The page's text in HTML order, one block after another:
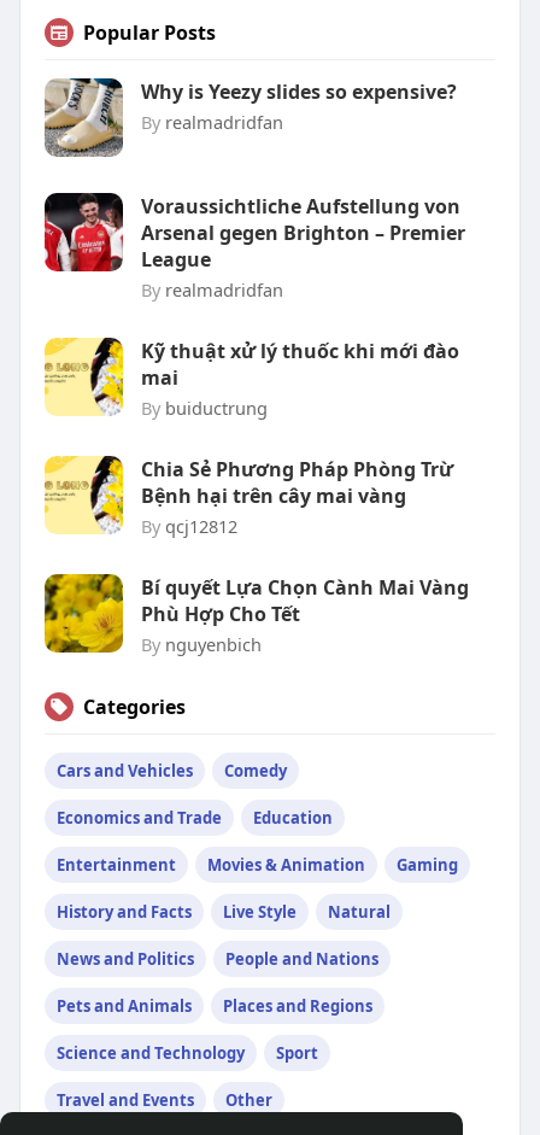
Popular Posts
Why is Yeezy slides so expensive?
By realmadridfan
Voraussichtliche Aufstellung von
Arsenal gegen Brighton – Premier
League
By realmadridfan
Kỹ thuật xử lý thuốc khi mới đào
mai
By buiductrung
Chia Sẻ Phương Pháp Phòng Trừ
Bệnh hại trên cây mai vàng
By qcj12812
Bí quyết Lựa Chọn Cành Mai Vàng
Phù Hợp Cho Tết
By nguyenbich
Categories
Cars and Vehicles Comedy
Economics and Trade Education
Entertainment Movies & Animation Gaming
History and Facts Live Style Natural
News and Politics People and Nations
Pets and Animals Places and Regions
Science and Technology Sport
Travel and Events Other